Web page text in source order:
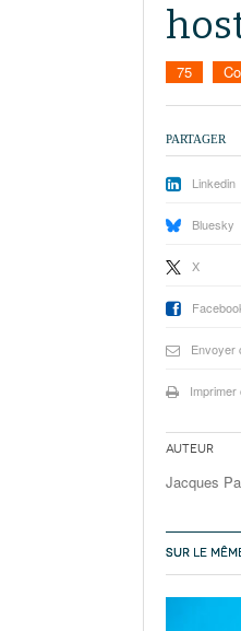
75
PARTAGER
Linkedin
Bluesky
X
Envoyer
Imprimer
Auteur
Jacques
SUR LE